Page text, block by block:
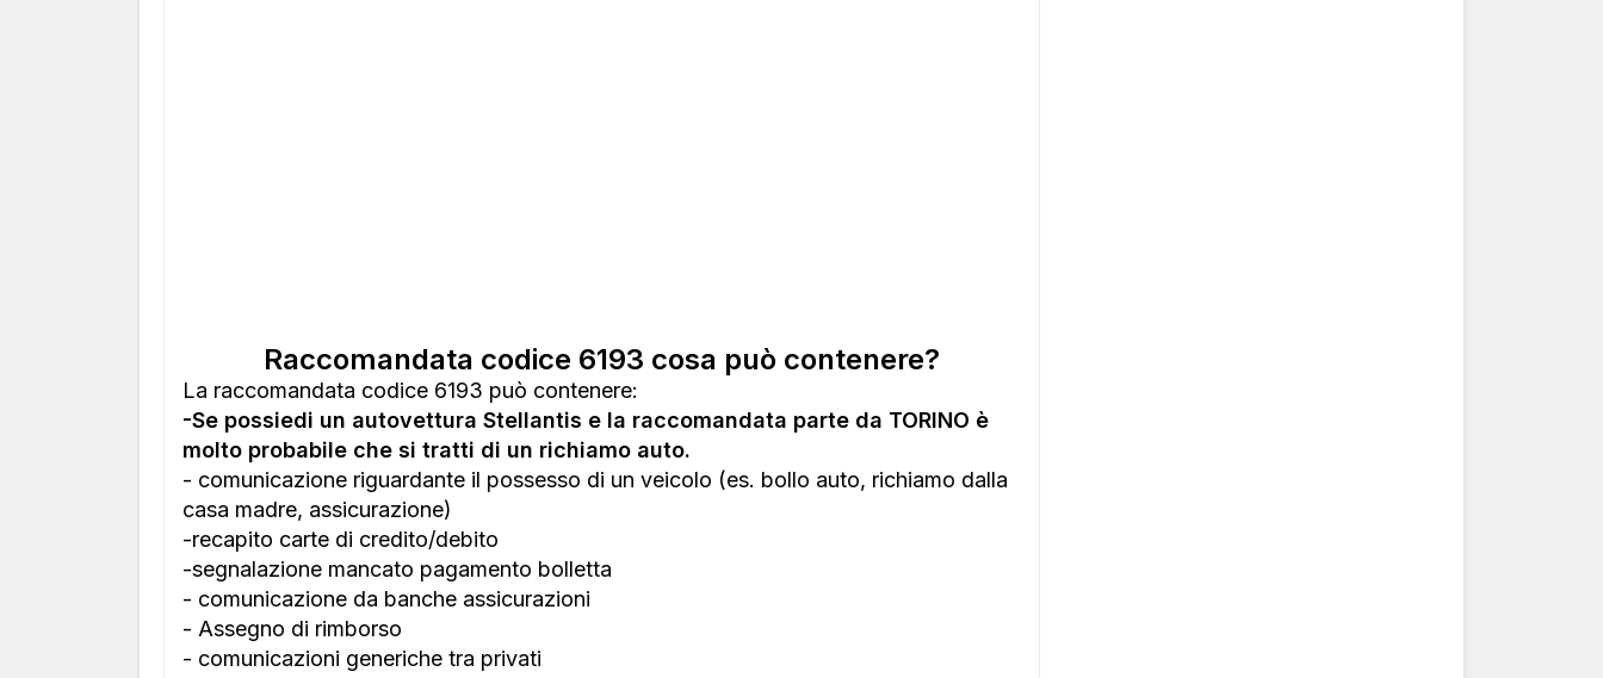
Raccomandata codice 6193 cosa può contenere?
La raccomandata codice 6193 può contenere:
-Se possiedi un autovettura Stellantis e la raccomandata parte da TORINO è
molto probabile che si tratti di un richiamo auto.
- comunicazione riguardante il possesso di un veicolo (es. bollo auto, richiamo dalla
casa madre, assicurazione)
-recapito carte di credito/debito
-segnalazione mancato pagamento bolletta
- comunicazione da banche assicurazioni
- Assegno di rimborso
- comunicazioni generiche tra privati